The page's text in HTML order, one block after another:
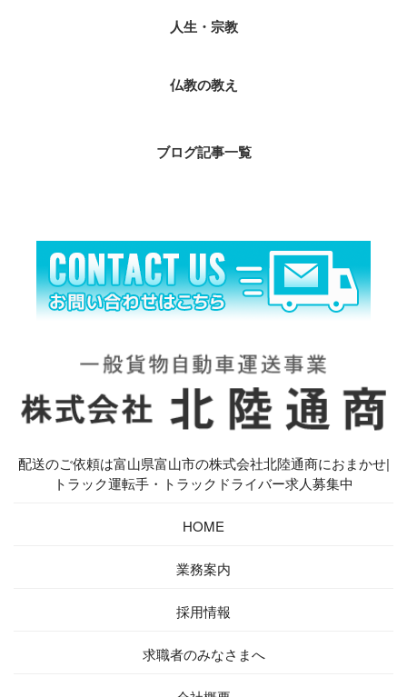
人生・宗教
仏教の教え
ブログ記事一覧
配送のご依頼は富山県富山市の株式会社北陸通商におまかせ|
トラック運転手・トラックドライバー求人募集中
HOME
業務案内
採用情報
求職者のみなさまへ